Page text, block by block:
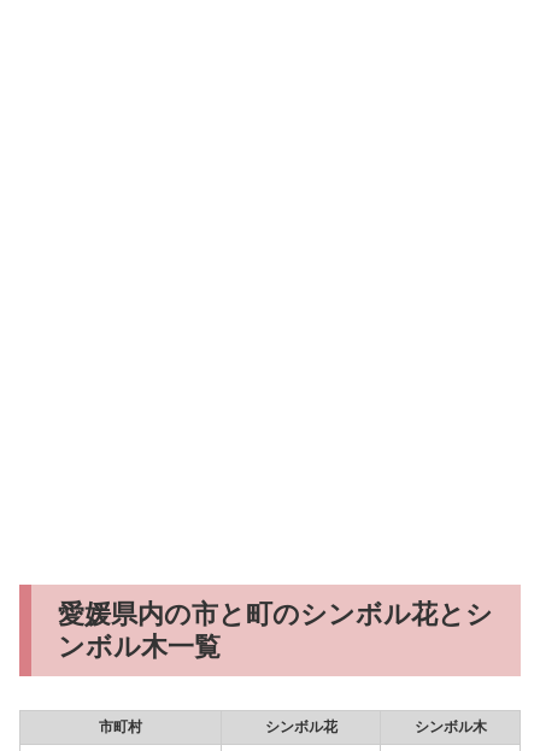
愛媛県内の市と町のシンボル花とシ
ンボル木一覧
市町村 シンボル花
シンボル木